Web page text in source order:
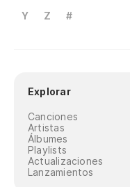
Y
Z #
Explorar
Canciones
Artistas
Álbumes
Playlists
Actualizaciones
Lanzamientos